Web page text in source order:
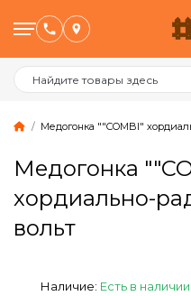
Медогонка ""COMBI"
Медогонка
хордиально-
вольт
Наличие: Есть в наличии